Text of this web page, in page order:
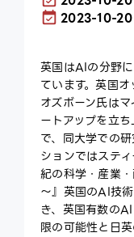
2023-10-20
英国はAIの分野
ています。英国
オズボーン氏は
ートアップを立
で、同大学での
ションではステ
紀の科学・産業
～』英国のAI技
き、英国有数の
限の可能性と日